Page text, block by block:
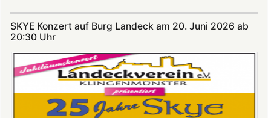
Theatersommer
Burg
Landeck
SKYE Konzert auf Burg Landeck am 20. Juni 2026 ab
20:30 Uhr​​​​​​​​​​​​​​